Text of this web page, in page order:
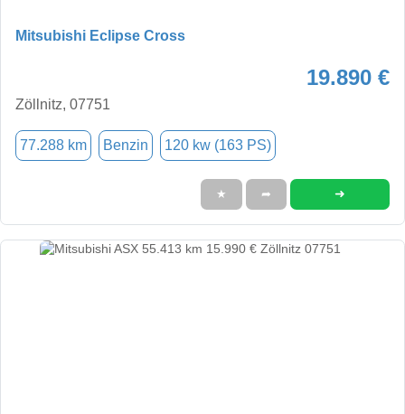
Mitsubishi Eclipse Cross
19.890 €
Zöllnitz, 07751
77.288 km Benzin 120 kw (163 PS)
★ ➦ ➜